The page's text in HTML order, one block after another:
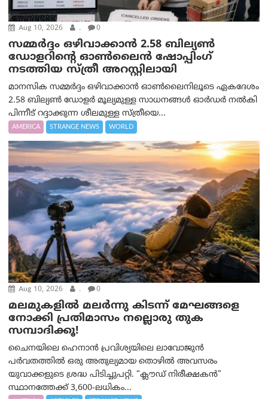
Aug 10, 2026 . 0
സമ്മര്‍ദ്ദം ഒഴിവാക്കാന്‍ 2.58 ബില്യൺ
ഡോളറിന്റെ ഓണ്‍ലൈന്‍ ഷോപ്പിംഗ്
നടത്തിയ സ്ത്രീ അറസ്റ്റിലായി
മാനസിക സമ്മര്‍ദ്ദം ഒഴിവാക്കാന്‍ ഓണ്‍ലൈനിലൂടെ ഏകദേശം
2.58 ബില്യൺ ഡോളർ മൂല്യമുള്ള സാധനങ്ങള്‍ ഓര്‍ഡര്‍ നല്‍കി
പിന്നീട് റദ്ദാക്കുന്ന ശീലമുള്ള സ്ത്രീയെ...
AMERICA STRANGE NEWS WORLD
Aug 10, 2026 . 0
മലമുകളില്‍ മലര്‍ന്നു കിടന്ന് മേഘങ്ങളെ
നോക്കി പ്രതിമാസം നല്ലൊരു തുക
സമ്പാദിക്കൂ!
ചൈനയിലെ ഹെനാൻ പ്രവിശ്യയിലെ ലാവോജുൻ
പർവതത്തിൽ ഒരു അതുല്യമായ തൊഴിൽ അവസരം
യുവാക്കളുടെ ശ്രദ്ധ പിടിച്ചുപറ്റി. “ക്ലൗഡ് നിരീക്ഷകൻ”
സ്ഥാനത്തേക്ക് 3,600-ലധികം...